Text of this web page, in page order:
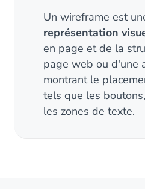
Un wireframe est
représentation
en page et de la
page web ou d'une
montrant le
tels que les
les zones de texte.